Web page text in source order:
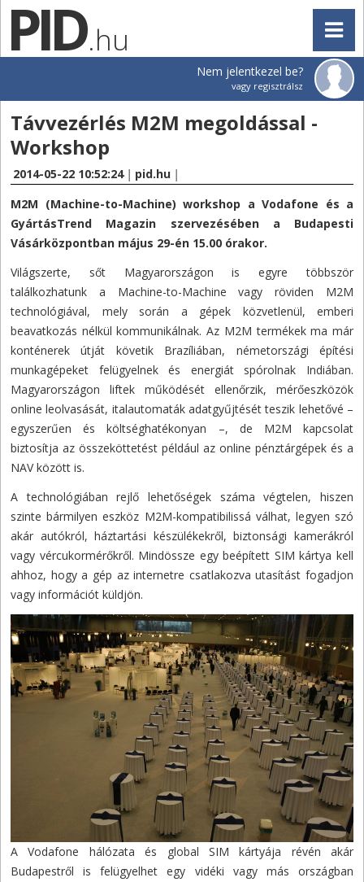
.hu
Nem jelentkezel be?
vagy regisztrálsz
Távvezérlés M2M megoldással -
Workshop
2014-05-22 10:52:24 | pid.hu |
M2M (Machine-to-Machine) workshop a Vodafone és a
GyártásTrend Magazin szervezésében a Budapesti
Vásárközpontban május 29-én 15.00 órakor.
Világszerte, sőt Magyarországon is egyre többször
találkozhatunk a Machine-to-Machine vagy röviden M2M
technológiával, mely során a gépek közvetlenül, emberi
beavatkozás nélkül kommunikálnak. Az M2M termékek ma már
konténerek útját követik Brazíliában, németországi építési
munkagépeket felügyelnek és energiát spórolnak Indiában.
Magyarországon liftek működését ellenőrzik, mérőeszközök
online leolvasását, italautomaták adatgyűjtését teszik lehetővé –
egyszerűen és költséghatékonyan –, de M2M kapcsolat
biztosítja az összeköttetést például az online pénztárgépek és a
NAV között is.
A technológiában rejlő lehetőségek száma végtelen, hiszen
szinte bármilyen eszköz M2M-kompatibilissá válhat, legyen szó
akár autókról, háztartási készülékekről, biztonsági kamerákról
vagy vércukormérőkről. Mindössze egy beépített SIM kártya kell
ahhoz, hogy a gép az internetre csatlakozva utasítást fogadjon
vagy információt küldjön.
A Vodafone hálózata és global SIM kártyája révén akár
Budapestről is felügyelhet egy vidéki vagy más országban